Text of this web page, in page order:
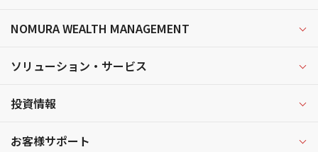
NOMURA WEALTH MANAGEMENT
ソリューション・サービス
投資情報
お客様サポート